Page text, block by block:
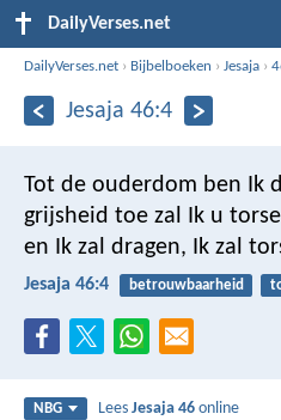
DailyVerses.net
DailyVerses.net › Bijbelboeken ›Jesaja ›
Jesaja 46:4
Tot de ouderdom ben Ik
grijsheid toe zal Ik u
en Ik zal dragen, Ik zal
Jesaja 46:4 betrouwbaarheid
NBG LeesJesaja 46 online